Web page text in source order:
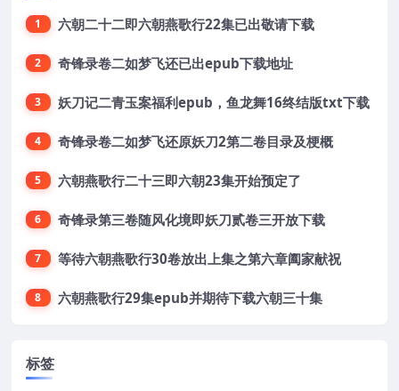
1 六朝二十二即六朝燕歌行22集已出敬请下载
2 奇锋录卷二如梦飞还已出epub下载地址
3 妖刀记二青玉案福利epub，鱼龙舞16终结版txt下载
4 奇锋录卷二如梦飞还原妖刀2第二卷目录及梗概
5 六朝燕歌行二十三即六朝23集开始预定了
6 奇锋录第三卷随风化境即妖刀贰卷三开放下载
7 等待六朝燕歌行30卷放出上集之第六章阖家献祝
8 六朝燕歌行29集epub并期待下载六朝三十集
标签